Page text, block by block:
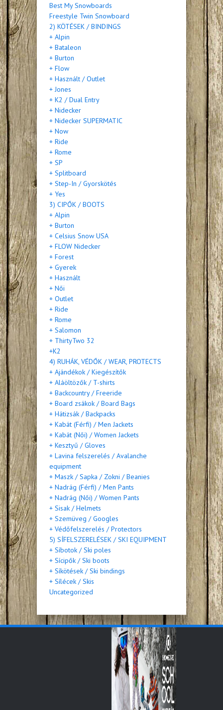
Best My Snowboards
Freestyle Twin Snowboard
2) KÖTÉSEK / BINDINGS
+ Alpin
+ Bataleon
+ Burton
+ Flow
+ Használt / Outlet
+ Jones
+ K2 / Dual Entry
+ Nidecker
+ Nidecker SUPERMATIC
+ Now
+ Ride
+ Rome
+ SP
+ Splitboard
+ Step-In / Gyorskötés
+ Yes
3) CIPŐK / BOOTS
+ Alpin
+ Burton
+ Celsius Snow USA
+ FLOW Nidecker
+ Forest
+ Gyerek
+ Használt
+ Női
+ Outlet
+ Ride
+ Rome
+ Salomon
+ ThirtyTwo 32
+K2
4) RUHÁK, VÉDŐK / WEAR, PROTECTS
+ Ajándékok / Kiegészítők
+ Aláöltözők / T-shirts
+ Backcountry / Freeride
+ Board zsákok / Board Bags
+ Hátizsák / Backpacks
+ Kabát (Férfi) / Men Jackets
+ Kabát (Női) / Women Jackets
+ Kesztyű / Gloves
+ Lavina felszerelés / Avalanche
equipment
+ Maszk / Sapka / Zokni / Beanies
+ Nadrág (Férfi) / Men Pants
+ Nadrág (Női) / Women Pants
+ Sisak / Helmets
+ Szemüveg / Googles
+ Védőfelszerelés / Protectors
5) SÍFELSZERELÉSEK / SKI EQUIPMENT
+ Síbotok / Ski poles
+ Sícipők / Ski boots
+ Síkötések / Ski bindings
+ Sílécek / Skis
Uncategorized